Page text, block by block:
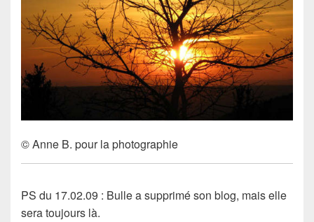
© Anne B. pour la photographie
PS du 17.02.09 : Bulle a supprimé son blog, mais elle
sera toujours là.